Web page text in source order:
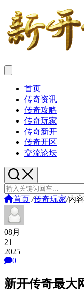
首页
传奇资讯
传奇攻略
传奇玩家
传奇新开
传奇开区
交流论坛
首页 /传奇玩家/内
08月
21
2025
0
新开传奇最大